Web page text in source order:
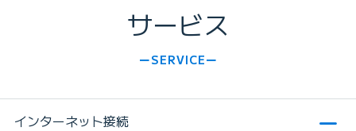
サービス
SERVICE
インターネット接続